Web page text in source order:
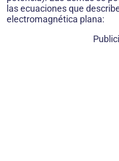
las ecuaciones que
electromagnética plana: